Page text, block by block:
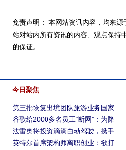
免责声明： 本网站资讯内容，均来
站对站内所有资讯的内容、观点保持
的保证。
今日聚焦
第三批恢复出境团队旅游业务国家
谷歌给2000多名员工“断网”：为降
法雷奥将投资滴滴自动驾驶，携手
英特尔首席架构师离职创业：欲打